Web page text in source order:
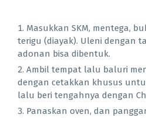
Masukkan SKM, mentega,
terigu (diayak). Uleni dengan
adonan bisa dibentuk.
Ambil tempat lalu baluri
dengan cetakkan khusus
lalu beri tengahnya dengan
Panaskan oven, dan